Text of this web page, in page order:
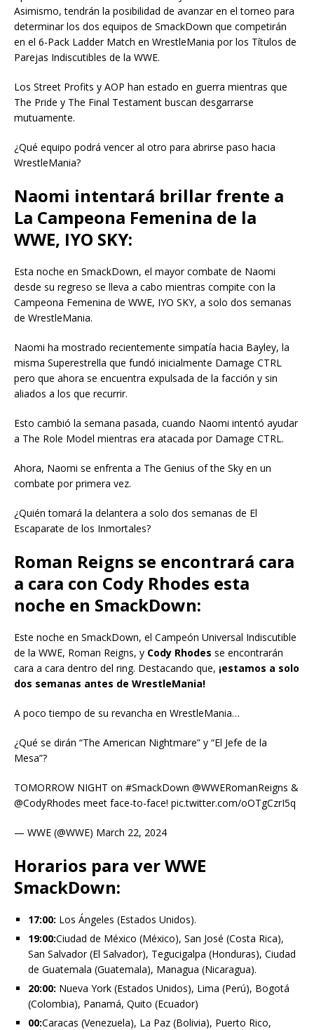
Asimismo, tendrán la posibilidad de avanzar en el torneo para
determinar los dos equipos de SmackDown que competirán
en el 6-Pack Ladder Match en WrestleMania por los Títulos de
Parejas Indiscutibles de la WWE.
Los Street Profits y AOP han estado en guerra mientras que
The Pride y The Final Testament buscan desgarrarse
mutuamente.
¿Qué equipo podrá vencer al otro para abrirse paso hacia
WrestleMania?
Naomi intentará brillar frente a
La Campeona Femenina de la
WWE, IYO SKY:
Esta noche en SmackDown, el mayor combate de Naomi
desde su regreso se lleva a cabo mientras compite con la
Campeona Femenina de WWE, IYO SKY, a solo dos semanas
de WrestleMania.
Naomi ha mostrado recientemente simpatía hacia Bayley, la
misma Superestrella que fundó inicialmente Damage CTRL
pero que ahora se encuentra expulsada de la facción y sin
aliados a los que recurrir.
Esto cambió la semana pasada, cuando Naomi intentó ayudar
a The Role Model mientras era atacada por Damage CTRL.
Ahora, Naomi se enfrenta a The Genius of the Sky en un
combate por primera vez.
¿Quién tomará la delantera a solo dos semanas de El
Escaparate de los Inmortales?
Roman Reigns se encontrará cara
a cara con Cody Rhodes esta
noche en SmackDown:
Este noche en SmackDown, el Campeón Universal Indiscutible
de la WWE, Roman Reigns, y Cody Rhodes se encontrarán
cara a cara dentro del ring. Destacando que, ¡estamos a solo
dos semanas antes de WrestleMania!
A poco tiempo de su revancha en WrestleMania…
¿Qué se dirán “The American Nightmare” y “El Jefe de la
Mesa”?
TOMORROW NIGHT on #SmackDown @WWERomanReigns &
@CodyRhodes meet face-to-face! pic.twitter.com/oOTgCzrI5q
— WWE (@WWE) March 22, 2024
Horarios para ver WWE
SmackDown:
17:00: Los Ángeles (Estados Unidos).
19:00:Ciudad de México (México), San José (Costa Rica),
San Salvador (El Salvador), Tegucigalpa (Honduras), Ciudad
de Guatemala (Guatemala), Managua (Nicaragua).
20:00: Nueva York (Estados Unidos), Lima (Perú), Bogotá
(Colombia), Panamá, Quito (Ecuador)
00:Caracas (Venezuela), La Paz (Bolivia), Puerto Rico,